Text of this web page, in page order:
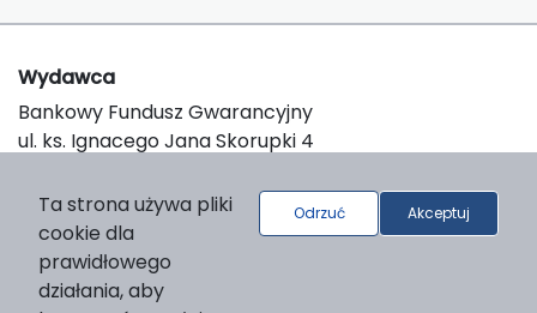
Wydawca
Bankowy Fundusz Gwarancyjny
ul. ks. Ignacego Jana Skorupki 4
e-mail:redakcja@bfg.pl
O platformie
Ta strona używa pliki
cookie dla
prawidłowego
działania, aby
Odrzuć Akceptuj